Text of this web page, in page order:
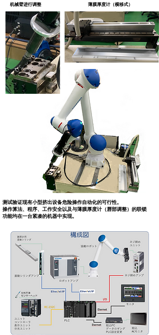
机械臂进行调整 薄膜厚度计（横移式）
测试验证现有小型挤出设备危险操作自动化的可行性。
操作算法、程序、工作安全以及与薄膜厚度计（唇部调整）的联锁
功能均在一台紧凑的机器中实现。